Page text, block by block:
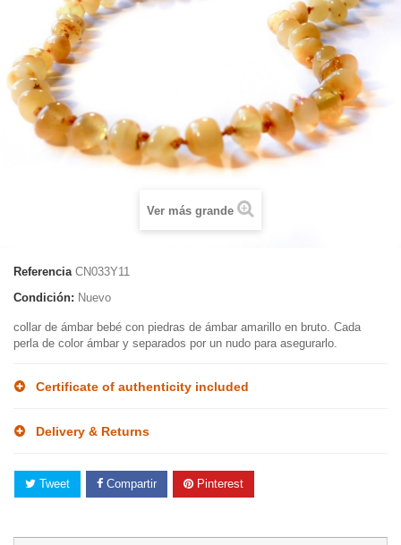
Ver más grande
Referencia CN033Y11
Condición: Nuevo
collar de ámbar bebé con piedras de ámbar amarillo en bruto. Cada
perla de color ámbar y separados por un nudo para asegurarlo.
Certificate of authenticity included
Delivery & Returns
Tweet Compartir Pinterest